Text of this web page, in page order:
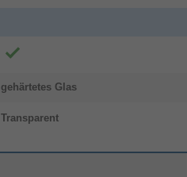
gehärtetes Glas
Transparent